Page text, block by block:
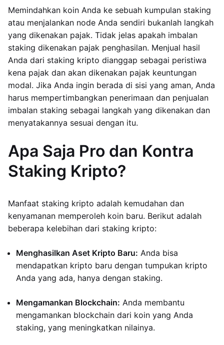
Memindahkan koin Anda ke sebuah kumpulan staking
atau menjalankan node Anda sendiri bukanlah langkah
yang dikenakan pajak. Tidak jelas apakah imbalan
staking dikenakan pajak penghasilan. Menjual hasil
Anda dari staking kripto dianggap sebagai peristiwa
kena pajak dan akan dikenakan pajak keuntungan
modal. Jika Anda ingin berada di sisi yang aman, Anda
harus mempertimbangkan penerimaan dan penjualan
imbalan staking sebagai langkah yang dikenakan dan
menyatakannya sesuai dengan itu.
Apa Saja Pro dan Kontra
Staking Kripto?
Manfaat staking kripto adalah kemudahan dan
kenyamanan memperoleh koin baru. Berikut adalah
beberapa kelebihan dari staking kripto:
Menghasilkan Aset Kripto Baru: Anda bisa
mendapatkan kripto baru dengan tumpukan kripto
Anda yang ada, hanya dengan staking.
Mengamankan Blockchain: Anda membantu
mengamankan blockchain dari koin yang Anda
staking, yang meningkatkan nilainya.